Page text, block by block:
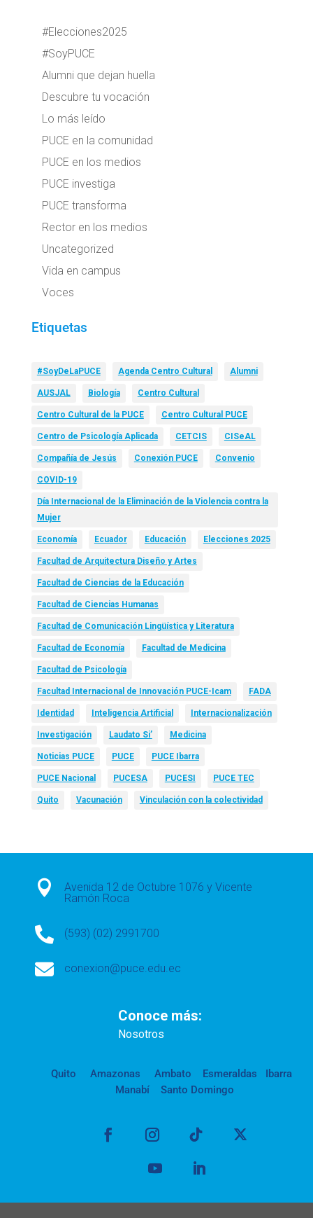
#Elecciones2025
#SoyPUCE
Alumni que dejan huella
Descubre tu vocación
Lo más leído
PUCE en la comunidad
PUCE en los medios
PUCE investiga
PUCE transforma
Rector en los medios
Uncategorized
Vida en campus
Voces
Etiquetas
#SoyDeLaPUCE Agenda Centro Cultural Alumni
AUSJAL Biología Centro Cultural
Centro Cultural de la PUCE Centro Cultural PUCE
Centro de Psicología Aplicada CETCIS CISeAL
Compañía de Jesús Conexión PUCE Convenio
COVID-19
Día Internacional de la Eliminación de la Violencia contra la
Mujer
Economía Ecuador Educación Elecciones 2025
Facultad de Arquitectura Diseño y Artes
Facultad de Ciencias de la Educación
Facultad de Ciencias Humanas
Facultad de Comunicación Lingüística y Literatura
Facultad de Economía Facultad de Medicina
Facultad de Psicología
Facultad Internacional de Innovación PUCE-Icam FADA
Identidad Inteligencia Artificial Internacionalización
Investigación Laudato Si’ Medicina
Noticias PUCE PUCE PUCE Ibarra
PUCE Nacional PUCESA PUCESI PUCE TEC
Quito Vacunación Vinculación con la colectividad

Avenida 12 de Octubre 1076 y Vicente
Ramón Roca
 (593) (02) 2991700
 conexion@puce.edu.ec
Conoce más:
Nosotros
Quito Amazonas Ambato Esmeraldas
Ibarra
Manabí
Santo Domingo